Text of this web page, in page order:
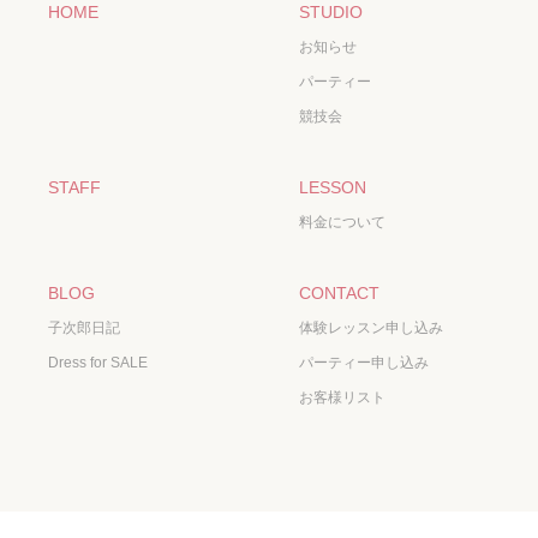
HOME STUDIO
お知らせ
パーティー
競技会
STAFF LESSON
料金について
BLOG
子次郎日記
Dress for SALE
CONTACT
体験レッスン申し込み
パーティー申し込み
お客様リスト